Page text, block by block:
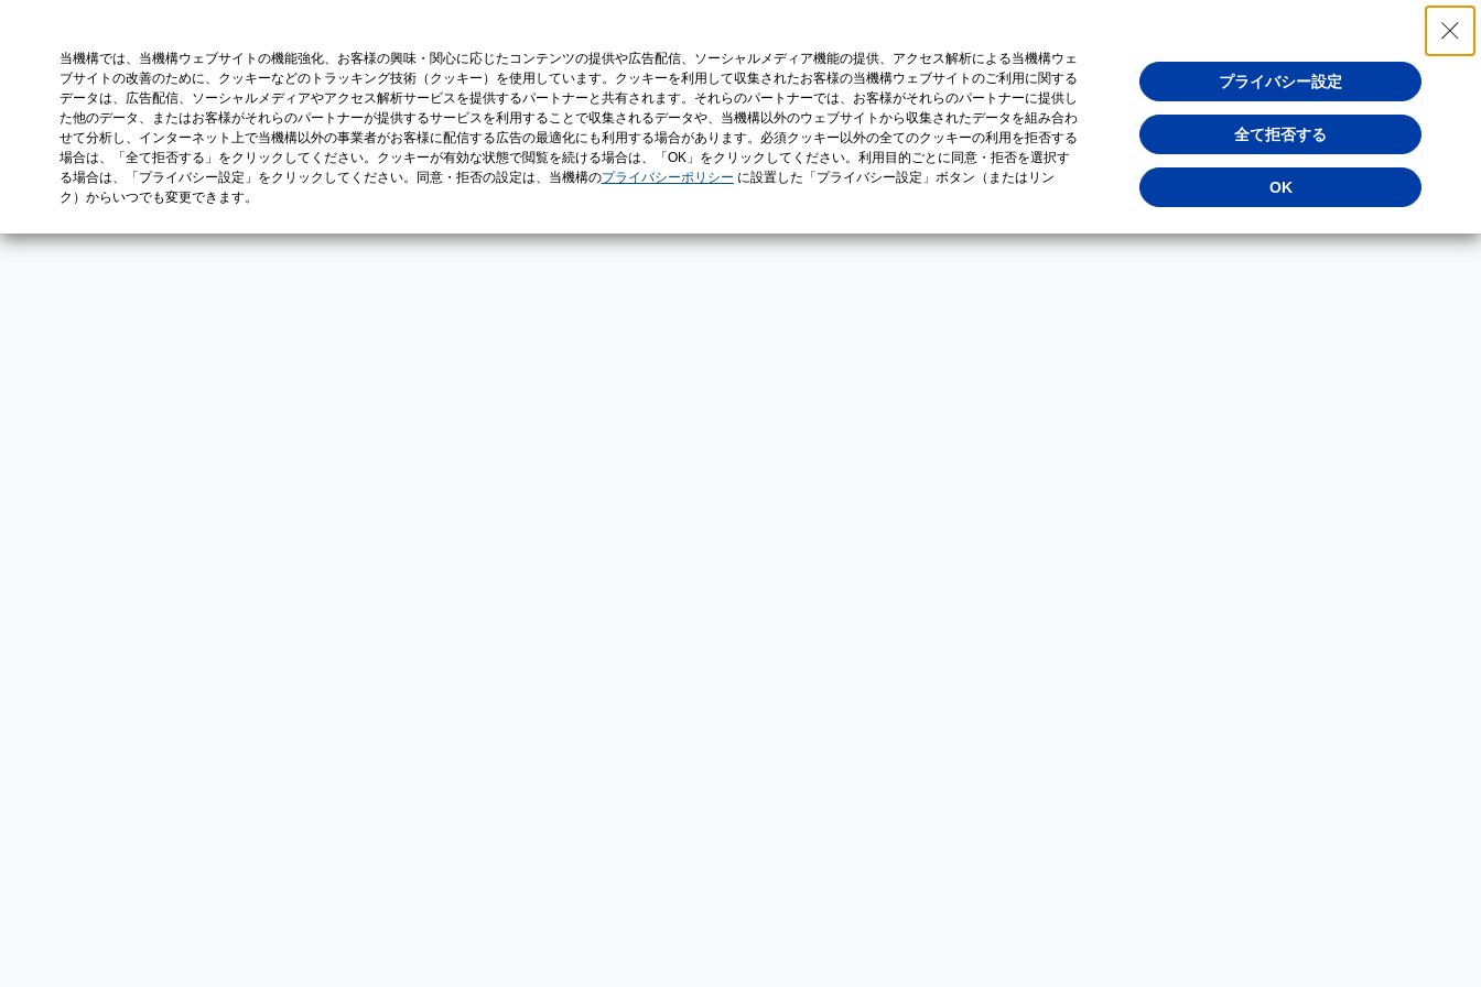
当機構では、当機構ウェブサイトの機能強化、お客様の興味・関心に応じたコンテンツの提供や広告配信、ソーシャルメディア機能の提供、アクセス解析による当機構ウェ
ブサイトの改善のために、クッキーなどのトラッキング技術（クッキー）を使用しています。クッキーを利用して収集されたお客様の当機構ウェブサイトのご利用に関する
データは、広告配信、ソーシャルメディアやアクセス解析サービスを提供するパートナーと共有されます。それらのパートナーでは、お客様がそれらのパートナーに提供し
た他のデータ、またはお客様がそれらのパートナーが提供するサービスを利用することで収集されるデータや、当機構以外のウェブサイトから収集されたデータを組み合わ
せて分析し、インターネット上で当機構以外の事業者がお客様に配信する広告の最適化にも利用する場合があります。必須クッキー以外の全てのクッキーの利用を拒否する
場合は、「全て拒否する」をクリックしてください。クッキーが有効な状態で閲覧を続ける場合は、「OK」をクリックしてください。利用目的ごとに同意・拒否を選択す
る場合は、「プライバシー設定」をクリックしてください。同意・拒否の設定は、当機構のプライバシーポリシー に設置した「プライバシー設定」ボタン（またはリン
ク）からいつでも変更できます。
プライバシー設定
全て拒否する
OK